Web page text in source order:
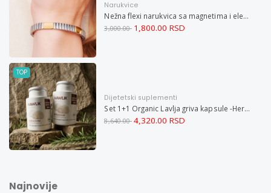
Narukvice
Nežna flexi narukvica sa magnetima i elementima u boji zlata i bakrom M
3,000.00 1,800.00 RSD
TOP
Dijetetski suplementi
Set 1+1 Organic Lavlja griva kapsule -Hericium ekstrakt 60
8,640.00 4,320.00 RSD
Najnovije